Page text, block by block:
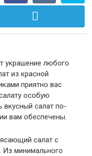
украшение любого
из красной
приятно вас
особую
вкусный салат по-
вам обеспечены.
салат с
Из минимального